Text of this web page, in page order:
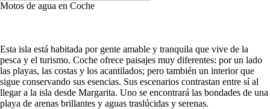
Motos de agua en Coche
Esta isla está habitada por gente amable y tranquila que vive de la
pesca y el turismo. Coche ofrece paisajes muy diferentes: por un lado
las playas, las costas y los acantilados; pero también un interior que
sigue conservando sus esencias. Sus escenarios contrastan entre sí al
llegar a la isla desde Margarita. Uno se encontrará las bondades de una
playa de arenas brillantes y aguas traslúcidas y serenas.